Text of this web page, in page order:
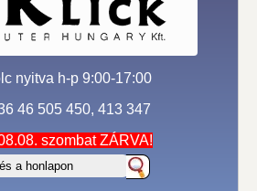
nyitva h-p 9:00-17:00
46 505 450, 413 347
szombat ZÁRVA!